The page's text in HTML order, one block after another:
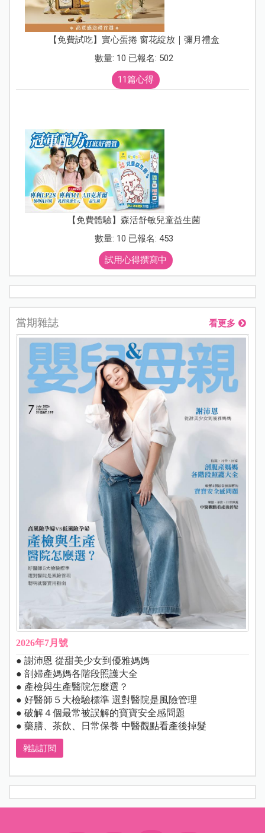
【免費試吃】實心蛋捲 窗花綻放｜彌月禮盒
數量: 10 已報名: 502
11篇心得
【免費體驗】森活舒敏兒童益生菌
數量: 10 已報名: 453
試用心得撰寫中
當期雜誌 看更多
2026年7月號
● 謝沛恩 從甜美少女到優雅媽媽
● 剖婦產媽媽各階段照護大全
● 產檢與生產醫院怎麼選？
● 好醫師５大檢驗標準 選對醫院是風險管理
● 破解４個最常被誤解的寶寶安全感問題
● 藥膳、茶飲、日常保養 中醫觀點看產後掉髮
雜誌訂閱